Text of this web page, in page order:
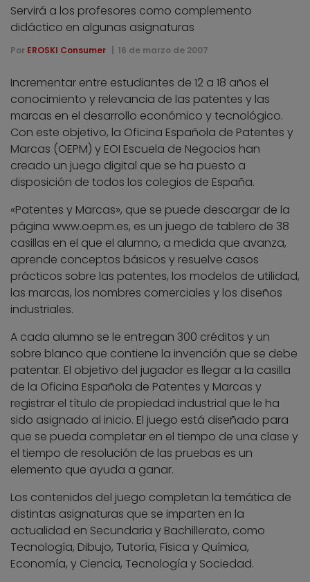
Servirá a los profesores como complemento
didáctico en algunas asignaturas
Por EROSKI Consumer 16 de marzo de 2007
Incrementar entre estudiantes de 12 a 18 años el
conocimiento y relevancia de las patentes y las
marcas en el desarrollo económico y tecnológico.
Con este objetivo, la Oficina Española de Patentes y
Marcas (OEPM) y EOI Escuela de Negocios han
creado un juego digital que se ha puesto a
disposición de todos los colegios de España.
«Patentes y Marcas», que se puede descargar de la
página www.oepm.es, es un juego de tablero de 38
casillas en el que el alumno, a medida que avanza,
aprende conceptos básicos y resuelve casos
prácticos sobre las patentes, los modelos de utilidad,
las marcas, los nombres comerciales y los diseños
industriales.
A cada alumno se le entregan 300 créditos y un
sobre blanco que contiene la invención que se debe
patentar. El objetivo del jugador es llegar a la casilla
de la Oficina Española de Patentes y Marcas y
registrar el título de propiedad industrial que le ha
sido asignado al inicio. El juego está diseñado para
que se pueda completar en el tiempo de una clase y
el tiempo de resolución de las pruebas es un
elemento que ayuda a ganar.
Los contenidos del juego completan la temática de
distintas asignaturas que se imparten en la
actualidad en Secundaria y Bachillerato, como
Tecnología, Dibujo, Tutoría, Física y Química,
Economía, y Ciencia, Tecnología y Sociedad.